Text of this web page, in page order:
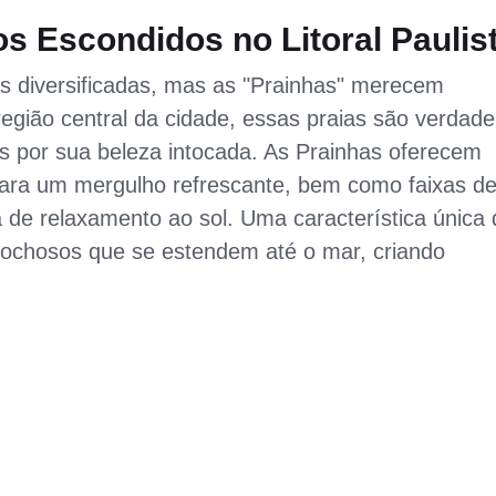
Escondidos no Litoral
diversificadas, mas as "Prainhas" merecem
central da cidade, essas praias são
por sua beleza intocada. As Prainhas oferecem
um mergulho refrescante, bem como faixas de
relaxamento ao sol. Uma característica única
que se estendem até o mar, criando